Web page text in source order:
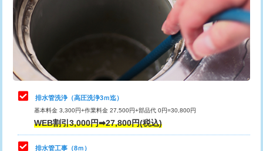
管・ポリ管・HT管使用/3ｍ超え)
排水管工事（土の掘削・埋め戻し作
業）
11,000円~
排水管工事（排水管工事/3ｍまで） 55,000円
排水管工事（追加 排水管工事/3ｍ超
え）
マス交換（土の掘削・埋め戻し作業）
桝清掃 8,800円
止水・漏水調査・防水処理・清掃・修
理・調整・分解・加工など（軽作業）
11,000円
止水・漏水調査・防水処理・清掃・修
理・調整・分解・加工など（中作業）
22,000円
止水・漏水調査・防水処理・清掃・修
理・調整・分解・加工など（重作業）
33,000円
排水管洗浄（高圧洗浄3ｍ迄）
基本料金 3,300円+作業料金 27,500円+部品代 0円=30,800円
WEB割引3,000円➡27,800円(税込)
排水管工事（8ｍ）